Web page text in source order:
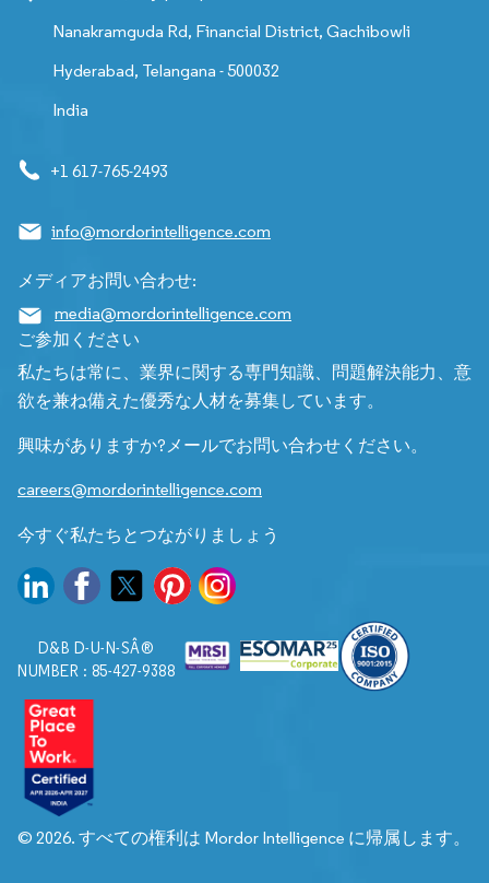
Nanakramguda Rd, Financial District, Gachibowli
Hyderabad, Telangana - 500032
India
+1 617-765-2493
info@mordorintelligence.com
メディアお問い合わせ:
media@mordorintelligence.com
ご参加ください
私たちは常に、業界に関する専門知識、問題解決能力、意
欲を兼ね備えた優秀な人材を募集しています。
興味がありますか?メールでお問い合わせください。
careers@mordorintelligence.com
今すぐ私たちとつながりましょう
D&B D-U-N-SÂ®
NUMBER : 85-427-9388
© 2026. すべての権利は Mordor Intelligence に帰属します。